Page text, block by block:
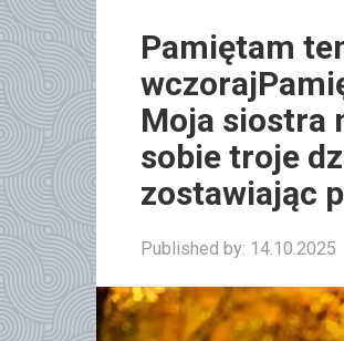
Pamiętam
Moja siostra
sobie troje
zostawiając
Published by: 14.10.2025